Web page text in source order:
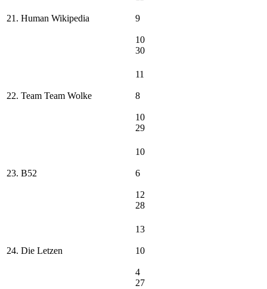
21. Human Wikipedia 9
10
30
22. Team Team Wolke
11
8
10
29
23. B52
10
6
12
28
24. Die Letzen
13
10
4
27